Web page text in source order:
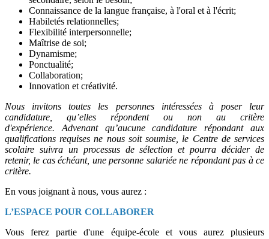
Connaissance de la langue française, à l'oral et à l'écrit;
Habiletés relationnelles;
Flexibilité interpersonnelle;
Maîtrise de soi;
Dynamisme;
Ponctualité;
Collaboration;
Innovation et créativité.
Nous invitons toutes les personnes intéressées à poser leur
candidature, qu’elles répondent ou non
au critère
d'expérience. Advenant qu’aucune candidature répondant aux
qualifications requises ne nous soit soumise, le Centre de services
scolaire suivra un processus de sélection et pourra décider de
retenir, le cas échéant, une personne salariée ne répondant pas à ce
critère.
En vous joignant à nous, vous aurez :
L’ESPACE POUR COLLABORER
Vous ferez partie d'une équipe-école et vous aurez plusieurs